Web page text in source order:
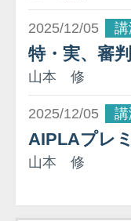
2025/12/05
特・実、審
山本 修
2025/12/05
AIPLAプレ
山本 修